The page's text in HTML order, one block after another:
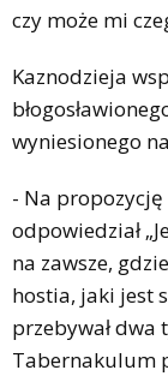
czy może mi
Kaznodzieja
wyniesionego
- Na
odpowiedział
na zawsze,
hostia, jaki jest
przebywał dwa
Tabernakulum